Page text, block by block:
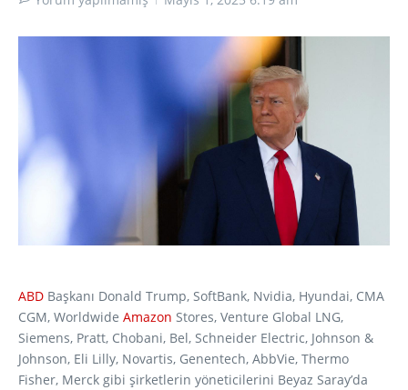
ABD Başkanı Donald Trump, SoftBank, Nvidia, Hyundai, CMA
CGM, Worldwide Amazon Stores, Venture Global LNG,
Siemens, Pratt, Chobani, Bel, Schneider Electric, Johnson &
Johnson, Eli Lilly, Novartis, Genentech, AbbVie, Thermo
Fisher, Merck gibi şirketlerin yöneticilerini Beyaz Saray’da